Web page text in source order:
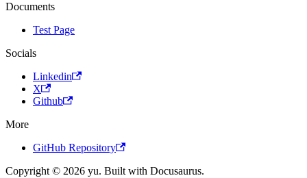
Documents
Test Page
Socials
Linkedin
X
Github
More
GitHub Repository
Copyright © 2026 yu. Built with Docusaurus.